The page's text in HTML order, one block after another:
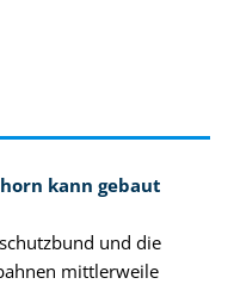
kann gebaut
und die
mittlerweile